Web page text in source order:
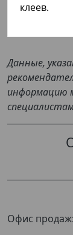
клеев.
Данные,
информацию
Офис продаж: